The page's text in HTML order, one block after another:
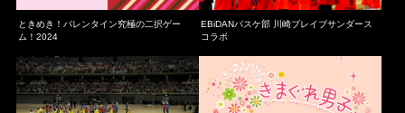
ときめき！バレンタイン究極の二択ゲー
ム！2024
EBiDANバスケ部 川崎ブレイブサンダース
コラボ